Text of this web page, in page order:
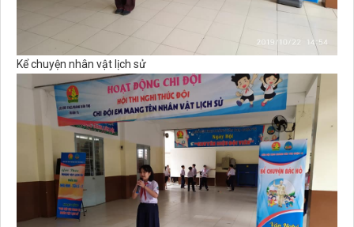
Kể chuyện nhân vật lịch sử